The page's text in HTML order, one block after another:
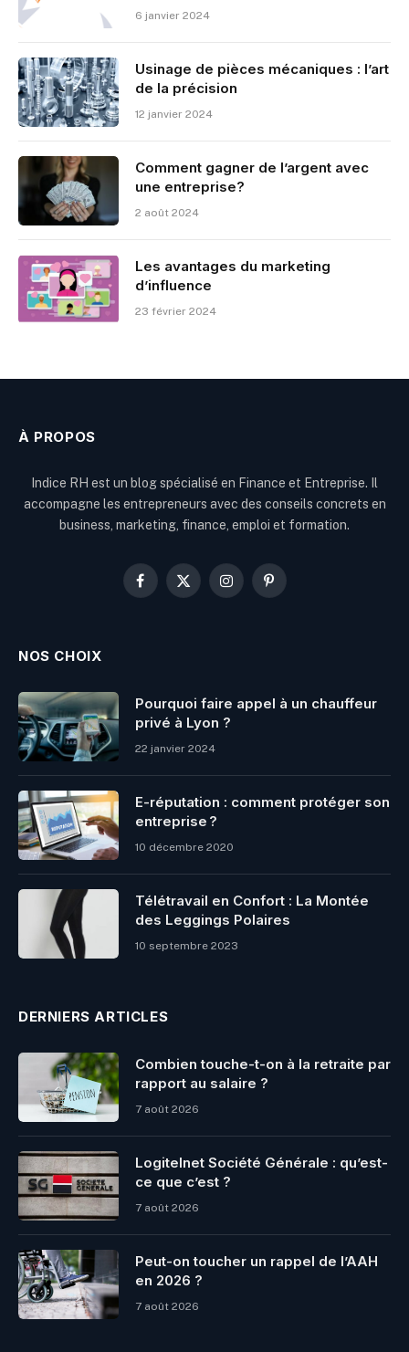
6 janvier 2024
Usinage de pièces mécaniques : l’art
de la précision
12 janvier 2024
Comment gagner de l’argent avec
une entreprise?
2 août 2024
Les avantages du marketing
d’influence
23 février 2024
À PROPOS
Indice RH est un blog spécialisé en Finance et Entreprise. Il
accompagne les entrepreneurs avec des conseils concrets en
business, marketing, finance, emploi et formation.
Facebook
X
InstagramPinterest
NOS CHOIX
Pourquoi faire appel à un chauffeur
privé à Lyon ?
22 janvier 2024
E-réputation : comment protéger son
entreprise ?
10 décembre 2020
Télétravail en Confort : La Montée
des Leggings Polaires
10 septembre 2023
DERNIERS ARTICLES
Combien touche-t-on à la retraite par
rapport au salaire ?
7 août 2026
Logitelnet Société Générale : qu’est-
ce que c’est ?
7 août 2026
Peut-on toucher un rappel de l’AAH
en 2026 ?
7 août 2026